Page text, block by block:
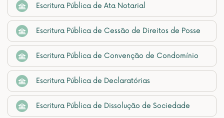
Escritura Pública de Ata Notarial
Escritura Pública de Cessão de Direitos de Posse
Escritura Pública de Convenção de Condomínio
Escritura Pública de Declaratórias
Escritura Pública de Dissolução de Sociedade